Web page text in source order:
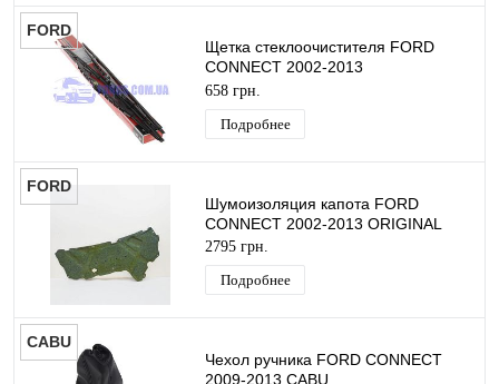
FORD
Щетка стеклоочистителя FORD
CONNECT 2002-2013
(500MM+550MM) ORIGINAL
658 грн.
Подробнее
FORD
Шумоизоляция капота FORD
CONNECT 2002-2013 ORIGINAL
2795 грн.
Подробнее
CABU
Чехол ручника FORD CONNECT
2009-2013 CABU